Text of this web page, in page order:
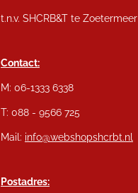
t.n.v. SHCRB&T te Zoetermeer
Contact:
M: 06-1333 6338
T: 088 - 9566 725
Mail: info@webshopshcrbt.nl
Postadres: